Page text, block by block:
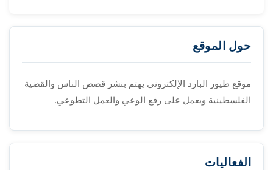
حول الموقع
موقع طيور البارد الإلكتروني يهتم بنشر قصص الناس والقضية
الفلسطينية ويعمل على رفع الوعي والعمل التطوعي.
الفعاليات